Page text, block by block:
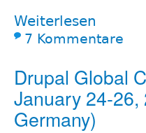
Weiterlesen
7 Kommentare
Drupal Global
January 24-26,
Germany)